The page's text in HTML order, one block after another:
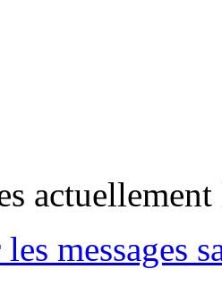
messages